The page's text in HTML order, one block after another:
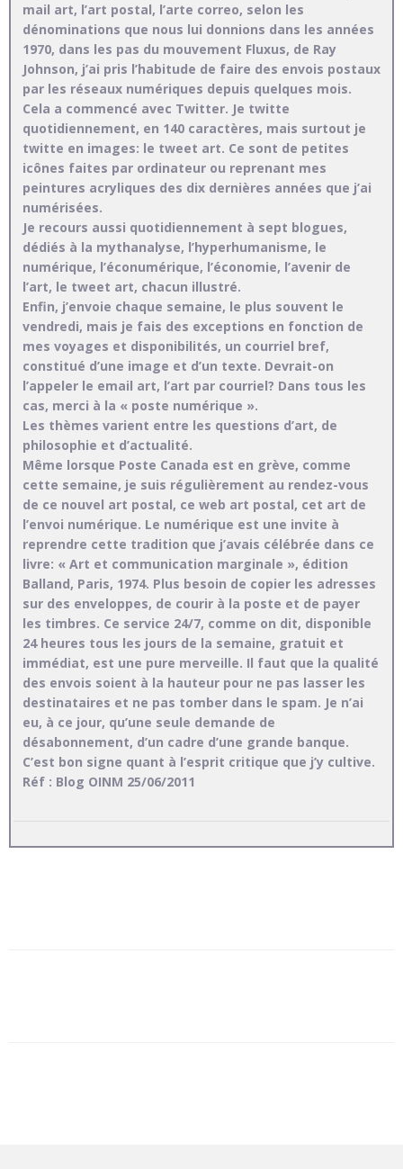
mail art, l’art postal, l’arte correo, selon les
dénominations que nous lui donnions dans les années
1970, dans les pas du mouvement Fluxus, de Ray
Johnson, j’ai pris l’habitude de faire des envois postaux
par les réseaux numériques depuis quelques mois.
Cela a commencé avec Twitter. Je twitte
quotidiennement, en 140 caractères, mais surtout je
twitte en images: le tweet art. Ce sont de petites
icônes faites par ordinateur ou reprenant mes
peintures acryliques des dix dernières années que j’ai
numérisées.
Je recours aussi quotidiennement à sept blogues,
dédiés à la mythanalyse, l’hyperhumanisme, le
numérique, l’éconumérique, l’économie, l’avenir de
l’art, le tweet art, chacun illustré.
Enfin, j’envoie chaque semaine, le plus souvent le
vendredi, mais je fais des exceptions en fonction de
mes voyages et disponibilités, un courriel bref,
constitué d’une image et d’un texte. Devrait-on
l’appeler le email art, l’art par courriel? Dans tous les
cas, merci à la « poste numérique ».
Les thèmes varient entre les questions d’art, de
philosophie et d’actualité.
Même lorsque Poste Canada est en grève, comme
cette semaine, je suis régulièrement au rendez-vous
de ce nouvel art postal, ce web art postal, cet art de
l’envoi numérique. Le numérique est une invite à
reprendre cette tradition que j’avais célébrée dans ce
livre: « Art et communication marginale », édition
Balland, Paris, 1974. Plus besoin de copier les adresses
sur des enveloppes, de courir à la poste et de payer
les timbres. Ce service 24/7, comme on dit, disponible
24 heures tous les jours de la semaine, gratuit et
immédiat, est une pure merveille. Il faut que la qualité
des envois soient à la hauteur pour ne pas lasser les
destinataires et ne pas tomber dans le spam. Je n’ai
eu, à ce jour, qu’une seule demande de
désabonnement, d’un cadre d’une grande banque.
C’est bon signe quant à l’esprit critique que j’y cultive.
Réf : Blog OINM 25/06/2011